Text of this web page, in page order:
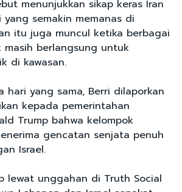
menunjukkan sikap keras Iran
semakin memanas di
itu juga muncul ketika berbagai
masih berlangsung untuk
di kawasan.
hari yang sama, Berri dilaporkan
kepada pemerintahan
Trump bahwa kelompok
gencatan senjata penuh
Israel.
lewat unggahan di Truth Social